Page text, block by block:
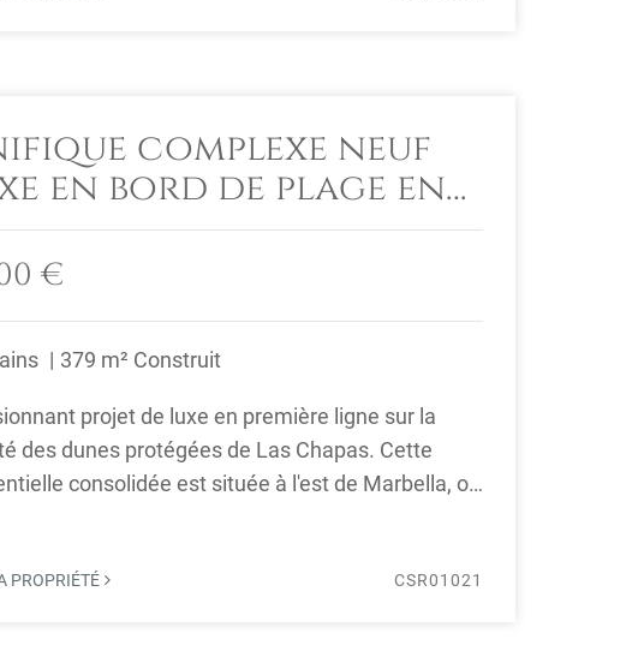
complexe neuf
en bord de plage en
ligne
€
379 m² Construit
projet de luxe en première ligne sur la
des dunes protégées de Las Chapas. Cette
consolidée est située à l'est de Marbella, où
PROPRIÉTÉ CSR01021